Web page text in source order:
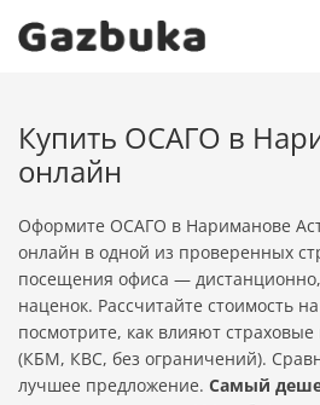
Купить ОСАГО в
онлайн
Оформите ОСАГО в Нариманове
онлайн в одной из проверенных
посещения офиса —
наценок. Рассчитайте стоимость
посмотрите, как влияют
(КБМ, КВС, без ограничений).
лучшее предложение. Самый